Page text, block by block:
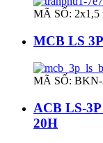
MÃ SỐ: 2x1,5
MCB LS
MÃ SỐ: BKN-
ACB LS-
20H